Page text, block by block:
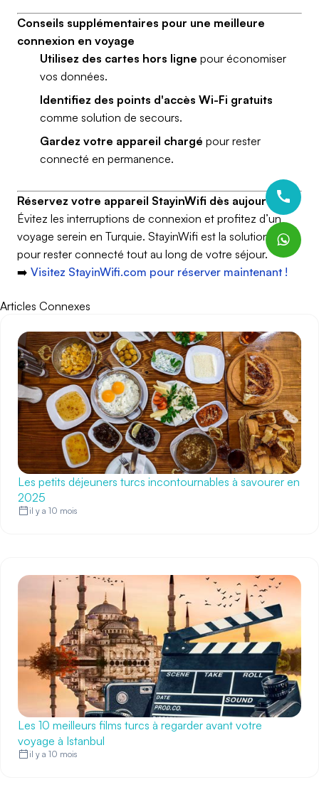
Conseils supplémentaires pour une meilleure
connexion en voyage
Utilisez des cartes hors ligne pour économiser
vos données.
Identifiez des points d'accès Wi-Fi gratuits
comme solution de secours.
Gardez votre appareil chargé pour rester
connecté en permanence.
Réservez votre appareil StayinWifi dès aujourd'hui !
Évitez les interruptions de connexion et profitez d’un
voyage serein en Turquie. StayinWifi est la solution idéale
pour rester connecté tout au long de votre séjour.
➡️ Visitez StayinWifi.com pour réserver maintenant !
Articles Connexes
Les petits déjeuners turcs incontournables à savourer en
2025
il y a 10 mois
Les 10 meilleurs films turcs à regarder avant votre
voyage à Istanbul
il y a 10 mois